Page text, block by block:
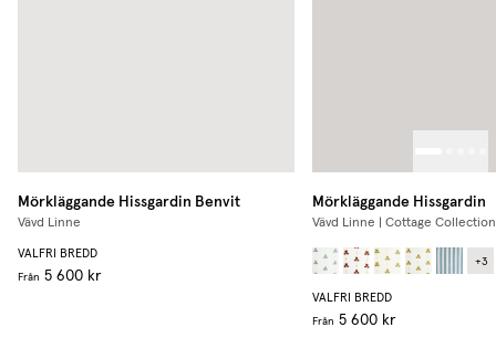
Mörkläggande Hissgardin Benvit
Vävd Linne
VALFRI BREDD
Från 5 600 kr
Mörkläggande Hissgardin
Vävd Linne | Cottage Collection
+3
VALFRI BREDD
Från 5 600 kr